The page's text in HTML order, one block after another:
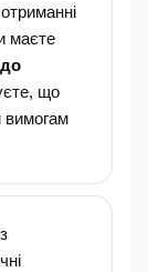
маєте
до
що
вимогам